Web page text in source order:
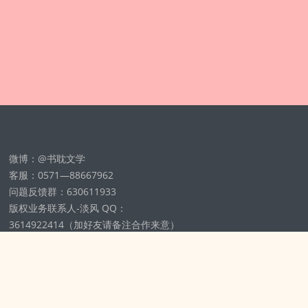
微博：@书耽文学
客服：0571—88667962
问题反馈群：630611933
版权业务联系人-淡风 QQ：
3614922414（加好友请备注合作来意）